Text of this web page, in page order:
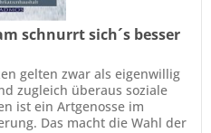
schnurrt sich´s besser
gelten zwar als eigenwillig
zugleich überaus soziale
ist ein Artgenosse im
Das macht die Wahl der